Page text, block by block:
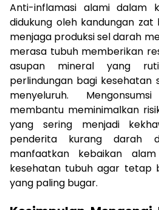
Anti-inflamasi alami dalam
didukung oleh kandungan
menjaga produksi sel darah
merasa tubuh memberikan
asupan mineral yang
perlindungan bagi kesehatan
menyeluruh.
membantu meminimalkan
yang sering menjadi
penderita kurang darah
manfaatkan kebaikan
kesehatan tubuh agar tetap
yang paling bugar.